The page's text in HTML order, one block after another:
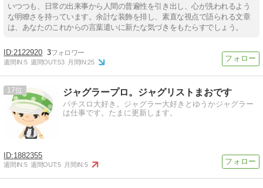
いつつも、日常の出来事から人間の普遍性を引き出し、心が洗われるよう
な明瞭さを持っています。余計な装飾を排し、素直な視点で語られる文章
は、あなたのこれからの言葉遣いに新たな気づきをもたらすでしょう。
2122920 3
週間IN:5 週間OUT:53 月間IN:25
17 ジャグラープロ。ジャグリストまおです
パチスロ大好き。ジャグラー大好きとゆうかジャグラー
は仕事です。たまに更新します。
1882355
週間IN:5 週間OUT:5 月間IN:5